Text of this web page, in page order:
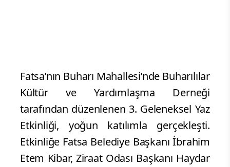
Fatsa’nın Buharı Mahallesi’nde Buharılılar
Kültür ve Yardımlaşma Derneği
tarafından düzenlenen 3. Geleneksel Yaz
Etkinliği, yoğun katılımla gerçekleşti.
Etkinliğe Fatsa Belediye Başkanı İbrahim
Etem Kibar, Ziraat Odası Başkanı Haydar